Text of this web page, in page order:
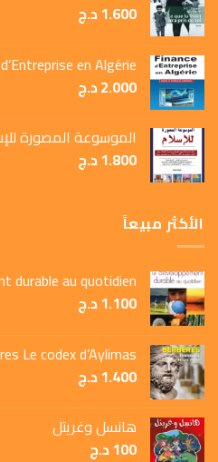
1.600د.ج
en Algérie
2.000د.ج
الموسوعة المصورة
1.800د.ج
الأكثر مبيعاً
durable au quotidien
1.100د.ج
Le codex d’Aylimas
1.400د.ج
هانسل وغريتل
100د.ج